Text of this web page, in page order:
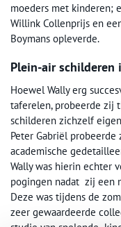
moeders met kinderen;
Willink Collenprijs en
Boymans opleverde.
Plein-air schilderen
Hoewel Wally erg
taferelen, probeerde zij
schilderen zichzelf
Peter Gabriël
academische
Wally was hierin echter
pogingen nadat zij een
Deze was tijdens de
zeer gewaardeerde